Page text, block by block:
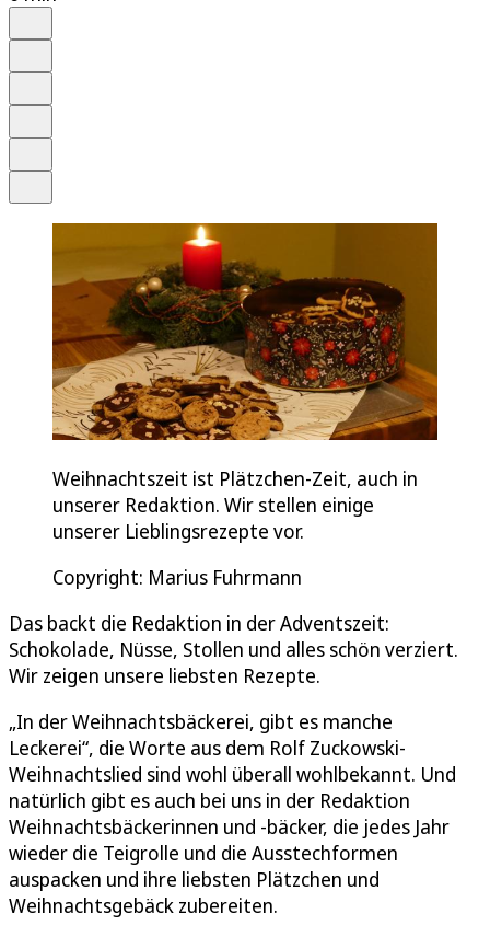
Weihnachtszeit ist Plätzchen-Zeit, auch in
unserer Redaktion. Wir stellen einige
unserer Lieblingsrezepte vor.
Copyright: Marius Fuhrmann
Das backt die Redaktion in der Adventszeit:
Schokolade, Nüsse, Stollen und alles schön verziert.
Wir zeigen unsere liebsten Rezepte.
„In der Weihnachtsbäckerei, gibt es manche
Leckerei“, die Worte aus dem Rolf Zuckowski-
Weihnachtslied sind wohl überall wohlbekannt. Und
natürlich gibt es auch bei uns in der Redaktion
Weihnachtsbäckerinnen und -bäcker, die jedes Jahr
wieder die Teigrolle und die Ausstechformen
auspacken und ihre liebsten Plätzchen und
Weihnachtsgebäck zubereiten.